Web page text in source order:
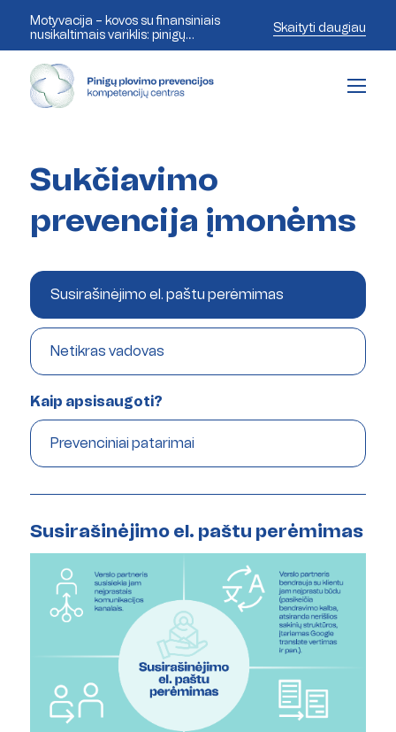
Motyvacija – kovos su finansiniais
nusikaltimais variklis: pinigų
plovimo prevencijos ekspertai
aptaria šiandienos iššūkius
Skaityti daugiau
Sukčiavimo
prevencija įmonėms
Susirašinėjimo el. paštu perėmimas
Netikras vadovas
Kaip apsisaugoti?
Prevenciniai patarimai
Susirašinėjimo el. paštu perėmimas